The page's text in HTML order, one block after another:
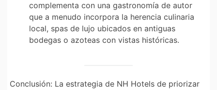
complementa con una gastronomía de autor
que a menudo incorpora la herencia culinaria
local, spas de lujo ubicados en antiguas
bodegas o azoteas con vistas históricas.
Conclusión: La estrategia de NH Hotels de priorizar